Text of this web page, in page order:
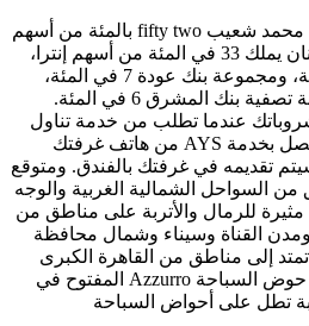
تملك شركة إنترا التي يرأسها محمد شعيب fifty two بالمئة من أسهم
الكازينو، علما بأن مصرف لبنان يملك 33 في المئة من أسهم إنترا،
وتملك شركة أبيلا 17 في المئة، ومجموعة بنك عودة 7 في المئة،
ومؤسسة ضمان الودائع ولجنة تصفية بنك المشرق 6 في المئة.
عندما تطلب من خدمة تناول
الطعام في الغرفة بفندقنا. اتصل بخدمة AYS من هاتف غرفتك
تقديمه في غرفتك بالفندق. ومتوقع
السواحل الشمالية الغربية والوجه
للرمال والأتربة على مناطق من
القناة وسيناء وشمال محافظة
إلى مناطق من القاهرة الكبرى
على فترات متقطعة. يقع بار حوض السباحة Azzurro المفتوح في
تطل على أحواض السباحة